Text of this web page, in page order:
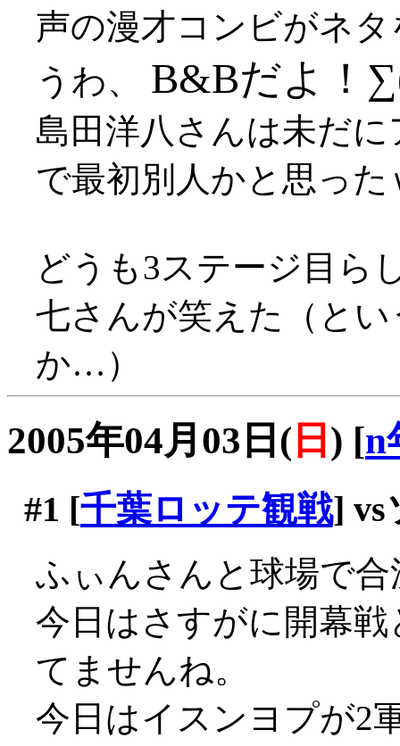
声の漫才コンビがネ
うわ、 B&Bだよ！
島田洋八さんは未だ
で最初別人かと思った
どうも3ステージ目ら
七さんが笑えた（と
か…）
2005年04月03日( 日 ) [n
#1 [千葉ロッテ観戦] vs
ふぃんさんと球場で合
今日はさすがに開幕
てませんね。
今日はイスンヨプが2